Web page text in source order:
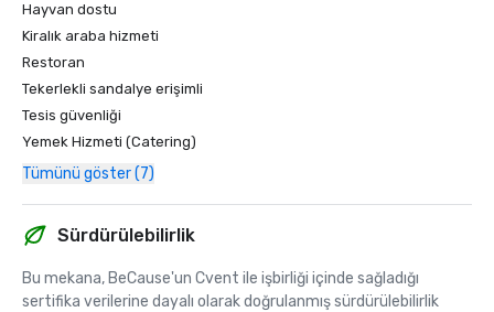
Hayvan dostu
Kiralık araba hizmeti
Restoran
Tekerlekli sandalye erişimli
Tesis güvenliği
Yemek Hizmeti (Catering)
Tümünü göster (7)
Sürdürülebilirlik
Bu mekana, BeCause'un Cvent ile işbirliği içinde sağladığı
sertifika verilerine dayalı olarak doğrulanmış sürdürülebilirlik